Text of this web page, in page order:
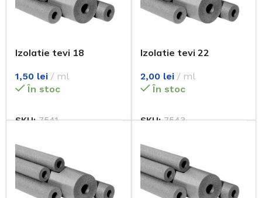
Izolatie tevi 18
1,50 lei
ml
În stoc
SKU:7541
Izolatie tevi 22
2,00 lei
ml
În stoc
SKU:7543